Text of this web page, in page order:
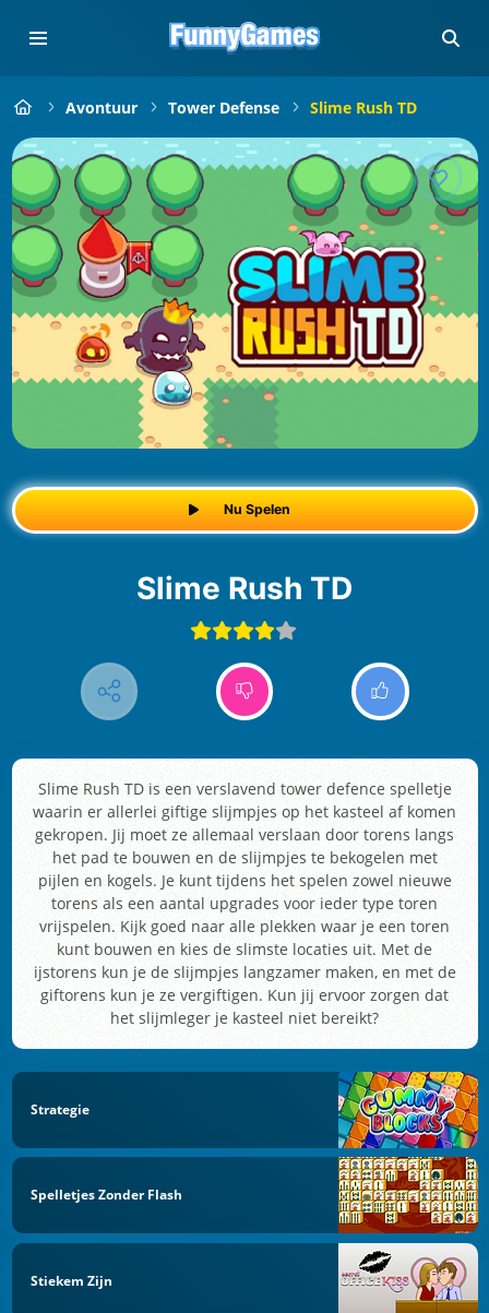
Avontuur Tower Defense Slime Rush TD
Nu Spelen
Slime Rush TD
Slime Rush TD is een verslavend tower defence spelletje
waarin er allerlei giftige slijmpjes op het kasteel af komen
gekropen. Jij moet ze allemaal verslaan door torens langs
het pad te bouwen en de slijmpjes te bekogelen met
pijlen en kogels. Je kunt tijdens het spelen zowel nieuwe
torens als een aantal upgrades voor ieder type toren
vrijspelen. Kijk goed naar alle plekken waar je een toren
kunt bouwen en kies de slimste locaties uit. Met de
ijstorens kun je de slijmpjes langzamer maken, en met de
giftorens kun je ze vergiftigen. Kun jij ervoor zorgen dat
het slijmleger je kasteel niet bereikt?
Strategie
Spelletjes Zonder Flash
Stiekem Zijn